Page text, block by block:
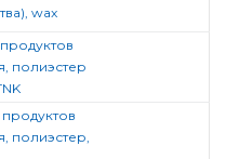
wax
полиэстер
полиэстер,